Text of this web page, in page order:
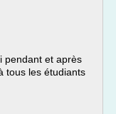
pendant et après
tous les étudiants